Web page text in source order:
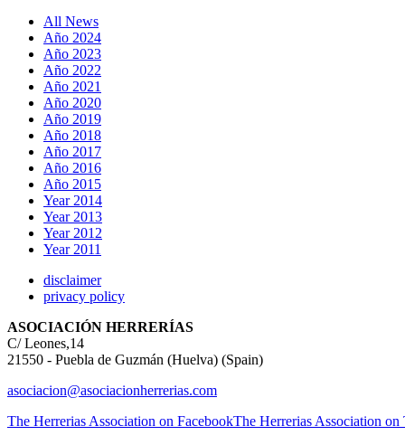
All News
Año 2024
Año 2023
Año 2022
Año 2021
Año 2020
Año 2019
Año 2018
Año 2017
Año 2016
Año 2015
Year 2014
Year 2013
Year 2012
Year 2011
disclaimer
privacy policy
ASOCIACIÓN HERRERÍAS
C/ Leones,14
21550 - Puebla de Guzmán (Huelva) (Spain)
asociacion@asociacionherrerias.com
The Herrerias Association on FacebookThe Herrerias Association on